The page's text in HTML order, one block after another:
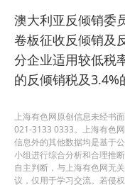
澳大利亚反倾销委
卷板征收反倾销及
分企业适用较低税
的反倾销税及3.4%
上海有色网原创信息未经书
021-3133 0333。上海有色
信息外的其他数据均是基于
小组进行综合分析和合理推
自主判断，与上海有色网无
议，仅用于学习交流。若侵